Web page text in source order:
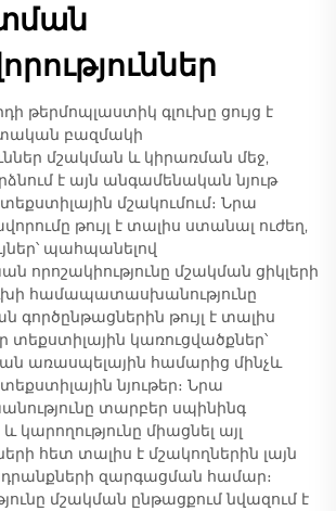
թերմոպլաստիկ գլուխը ցույց է
բազմակի
մշակման և կիրառման մեջ,
է այն անգամենական նյութ
մշակումում։ Նրա
թույլ է տալիս ստանալ ուժեղ,
պահպանելով
մշակման ցիկլերի
համապատասխանությունը
գործընթացներին թույլ է տալիս
տեքստիլային կառուցվածքներ՝
առասպելային համարից մինչև
նյութեր։ Նրա
տարբեր սպինինգ
միացնել այլ
հետ տալիս է մշակողներին լայն
զարգացման համար։
մշակման ընթացքում նվազում է